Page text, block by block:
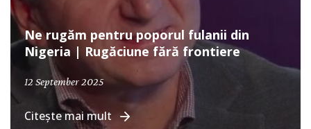
Ne rugăm pentru poporul fulanii din
Nigeria | Rugăciune fără frontiere
12 September 2025September 12, 2025
Citește mai mult